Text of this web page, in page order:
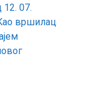
07.
вршилац